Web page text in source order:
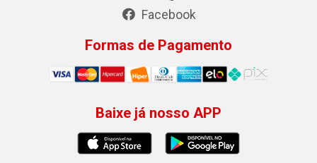
Facebook
Formas de Pagamento
Baixe já nosso APP